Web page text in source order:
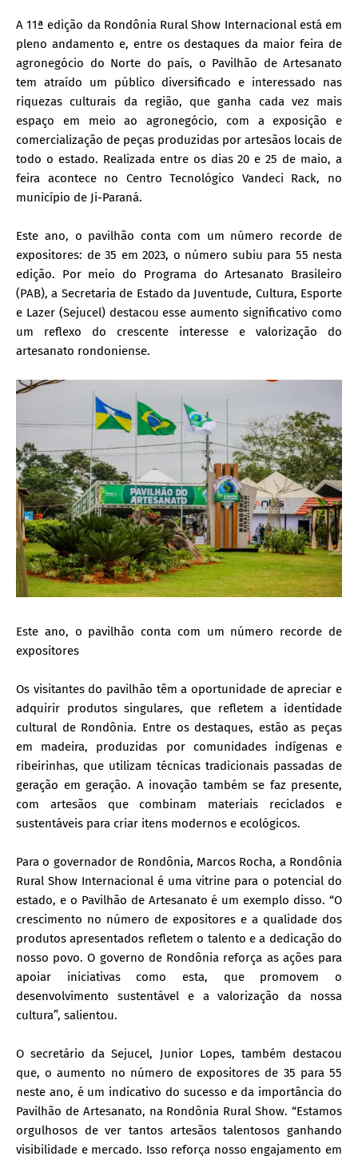
A 11ª edição da Rondônia Rural Show Internacional está em
pleno andamento e, entre os destaques da maior feira de
agronegócio do Norte do país, o Pavilhão de Artesanato
tem atraído um público diversificado e interessado nas
riquezas culturais da região, que ganha cada vez mais
espaço em meio ao agronegócio, com a exposição e
comercialização de peças produzidas por artesãos locais de
todo o estado. Realizada entre os dias 20 e 25 de maio, a
feira acontece no Centro Tecnológico Vandeci Rack, no
município de Ji-Paraná.
Este ano, o pavilhão conta com um número recorde de
expositores: de 35 em 2023, o número subiu para 55 nesta
edição. Por meio do Programa do Artesanato Brasileiro
(PAB), a Secretaria de Estado da Juventude, Cultura, Esporte
e Lazer (Sejucel) destacou esse aumento significativo como
um reflexo do crescente interesse e valorização do
artesanato rondoniense.
Este ano, o pavilhão conta com um número recorde de
expositores
Os visitantes do pavilhão têm a oportunidade de apreciar e
adquirir produtos singulares, que refletem a identidade
cultural de Rondônia. Entre os destaques, estão as peças
em madeira, produzidas por comunidades indígenas e
ribeirinhas, que utilizam técnicas tradicionais passadas de
geração em geração. A inovação também se faz presente,
com artesãos que combinam materiais reciclados e
sustentáveis para criar itens modernos e ecológicos.
Para o governador de Rondônia, Marcos Rocha, a Rondônia
Rural Show Internacional é uma vitrine para o potencial do
estado, e o Pavilhão de Artesanato é um exemplo disso. “O
crescimento no número de expositores e a qualidade dos
produtos apresentados refletem o talento e a dedicação do
nosso povo. O governo de Rondônia reforça as ações para
apoiar iniciativas como esta, que promovem o
desenvolvimento sustentável e a valorização da nossa
cultura”, salientou.
O secretário da Sejucel, Junior Lopes, também destacou
que, o aumento no número de expositores de 35 para 55
neste ano, é um indicativo do sucesso e da importância do
Pavilhão de Artesanato, na Rondônia Rural Show. “Estamos
orgulhosos de ver tantos artesãos talentosos ganhando
visibilidade e mercado. Isso reforça nosso engajamento em